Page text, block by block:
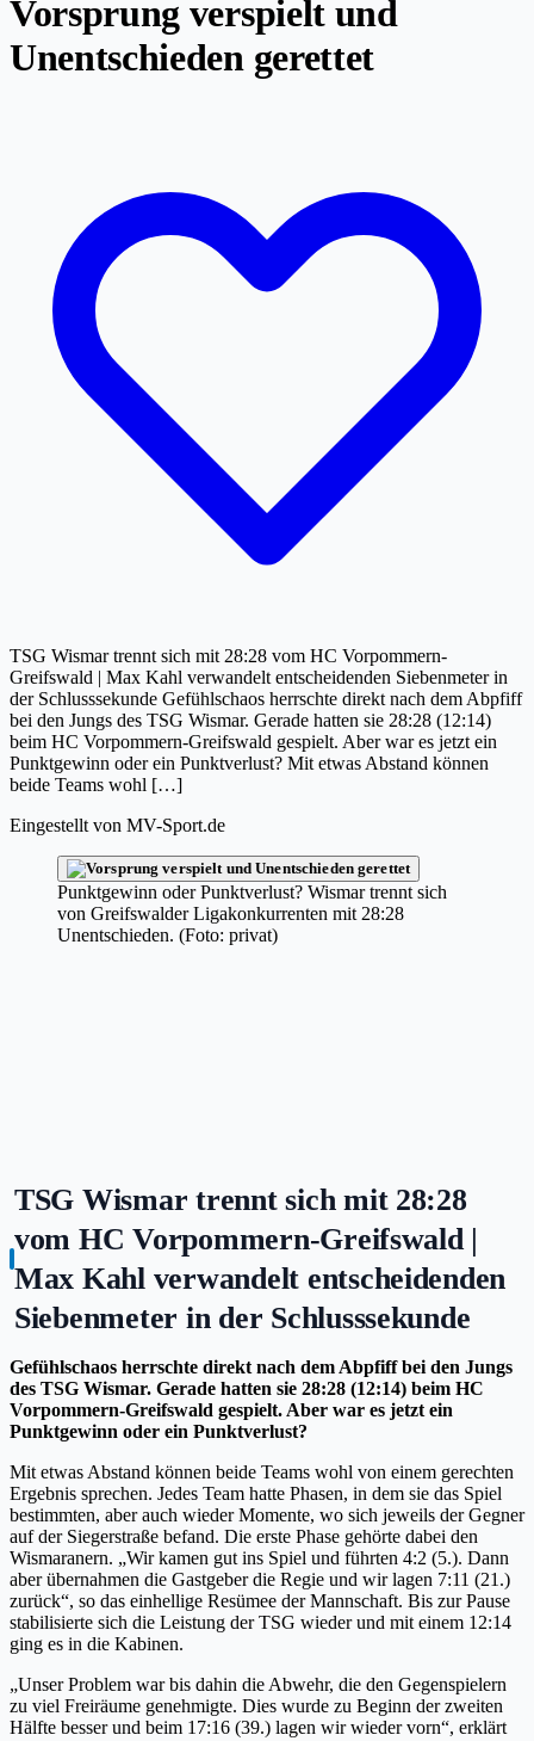
Vorsprung verspielt und
Unentschieden gerettet
TSG Wismar trennt sich mit 28:28 vom HC Vorpommern-
Greifswald | Max Kahl verwandelt entscheidenden Siebenmeter in
der Schlusssekunde Gefühlschaos herrschte direkt nach dem Abpfiff
bei den Jungs des TSG Wismar. Gerade hatten sie 28:28 (12:14)
beim HC Vorpommern-Greifswald gespielt. Aber war es jetzt ein
Punktgewinn oder ein Punktverlust? Mit etwas Abstand können
beide Teams wohl […]
Eingestellt von MV-Sport.de
Punktgewinn oder Punktverlust? Wismar trennt sich
von Greifswalder Ligakonkurrenten mit 28:28
Unentschieden. (Foto: privat)
TSG Wismar trennt sich mit 28:28
vom HC Vorpommern-Greifswald |
Max Kahl verwandelt entscheidenden
Siebenmeter in der Schlusssekunde
Gefühlschaos herrschte direkt nach dem Abpfiff bei den Jungs
des TSG Wismar. Gerade hatten sie 28:28 (12:14) beim HC
Vorpommern-Greifswald gespielt. Aber war es jetzt ein
Punktgewinn oder ein Punktverlust?
Mit etwas Abstand können beide Teams wohl von einem gerechten
Ergebnis sprechen. Jedes Team hatte Phasen, in dem sie das Spiel
bestimmten, aber auch wieder Momente, wo sich jeweils der Gegner
auf der Siegerstraße befand. Die erste Phase gehörte dabei den
Wismaranern. „Wir kamen gut ins Spiel und führten 4:2 (5.). Dann
aber übernahmen die Gastgeber die Regie und wir lagen 7:11 (21.)
zurück“, so das einhellige Resümee der Mannschaft. Bis zur Pause
stabilisierte sich die Leistung der TSG wieder und mit einem 12:14
ging es in die Kabinen.
„Unser Problem war bis dahin die Abwehr, die den Gegenspielern
zu viel Freiräume genehmigte. Dies wurde zu Beginn der zweiten
Hälfte besser und beim 17:16 (39.) lagen wir wieder vorn“, erklärt